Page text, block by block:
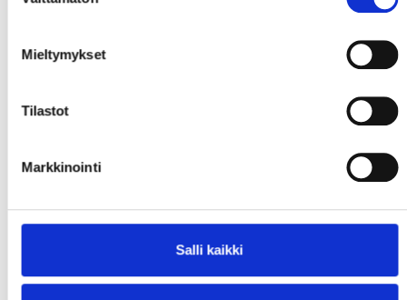
Mieltymykset
Tilastot
Markkinointi
Salli kaikki